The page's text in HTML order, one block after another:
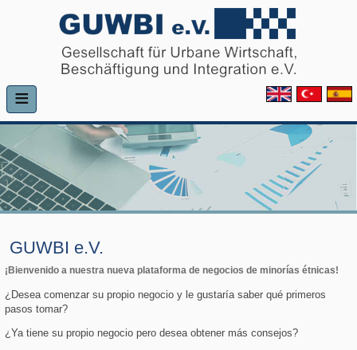
≡
GUWBI e.V.
¡Bienvenido a nuestra nueva plataforma de negocios de minorías étnicas!
¿Desea comenzar su propio negocio y le gustaría saber qué primeros
pasos tomar?
¿Ya tiene su propio negocio pero desea obtener más consejos?